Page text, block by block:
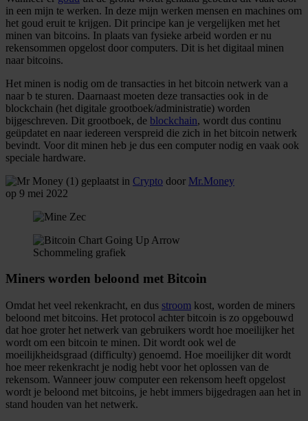
in een mijn te werken. In deze mijn werken mensen en machines om
het goud eruit te krijgen. Dit principe kan je vergelijken met het
minen van bitcoins. In plaats van fysieke arbeid worden er nu
rekensommen opgelost door computers. Dit is het digitaal minen
naar bitcoins.
Het minen is nodig om de transacties in het bitcoin netwerk van a
naar b te sturen. Daarnaast moeten deze transacties ook in de
blockchain (het digitale grootboek/administratie) worden
bijgeschreven. Dit grootboek, de blockchain, wordt dus continu
geüpdatet en naar iedereen verspreid die zich in het bitcoin netwerk
bevindt. Voor dit minen heb je dus een computer nodig en vaak ook
speciale hardware.
geplaatst in Crypto door Mr.Money
op 9 mei 2022
Schommeling grafiek
Miners worden beloond met Bitcoin
Omdat het veel rekenkracht, en dus stroom kost, worden de miners
beloond met bitcoins. Het protocol achter bitcoin is zo opgebouwd
dat hoe groter het netwerk van gebruikers wordt hoe moeilijker het
wordt om een bitcoin te minen. Dit wordt ook wel de
moeilijkheidsgraad (difficulty) genoemd. Hoe moeilijker dit wordt
hoe meer rekenkracht je nodig hebt voor het oplossen van de
rekensom. Wanneer jouw computer een rekensom heeft opgelost
wordt je beloond met bitcoins, je hebt immers bijgedragen aan het in
stand houden van het netwerk.